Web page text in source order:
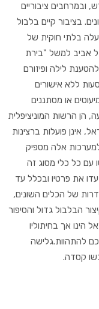
ובמרחבים ציבוריים
בציבור קיים בלבול
בלתי חוקית של
אביב למשל "בירת
לילה ופיזורם
ללא אישורים
או מסתננים
הן הרשות המוניציפלית
אינן פועלות ברצינות
למערכות אלה מספיק
עם כל כלי מסוג זה
את פרטיו ובכלל עד
של הכלים השונים,
הבלבול גדול והסיפור
אך בחיתוליו
להתהוות.גלישה
קסדה.